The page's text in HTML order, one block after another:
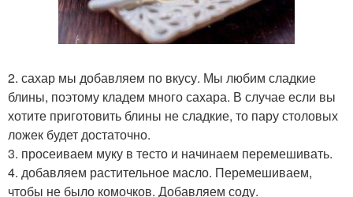
2. сахар мы добавляем по вкусу. Мы любим сладкие
блины, поэтому кладем много сахара. В случае если вы
хотите приготовить блины не сладкие, то пару столовых
ложек будет достаточно.
3. просеиваем муку в тесто и начинаем перемешивать.
4. добавляем растительное масло. Перемешиваем,
чтобы не было комочков. Добавляем соду.